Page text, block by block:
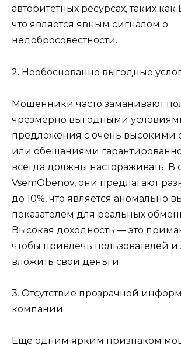
авторитетных ресурсах, таких как
что является явным сигналом о
недобросовестности.
2. Необоснованно выгодные
Мошенники часто заманивают
чрезмерно выгодными
предложения с очень высокими
или обещаниями
всегда должны настораживать. В
VsemObenov, они предлагают
до 10%, что является аномально
показателем для реальных
Высокая доходность — это
чтобы привлечь пользователей и
вложить свои деньги.
3. Отсутствие прозрачной
компании
Еще одним ярким признаком